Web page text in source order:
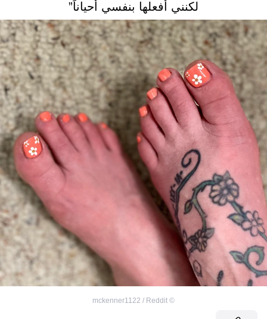
لكنني أفعلها بنفسي أحياناً”
©
mckenner1122 / Reddit